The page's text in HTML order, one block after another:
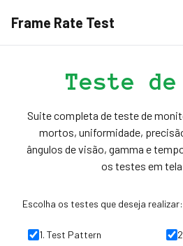
Frame Rate Test
Teste
Suite completa de teste de
mortos, uniformidade,
ângulos de visão, gamma e
os testes em
Escolha os testes que deseja realizar:
1. Test Pattern 2